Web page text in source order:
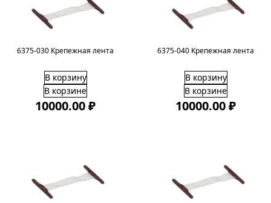
6375-030 Крепежная лента
В корзину
В корзине
10000.00 ₽
6375-040 Крепежная лента
В корзину
В корзине
10000.00 ₽